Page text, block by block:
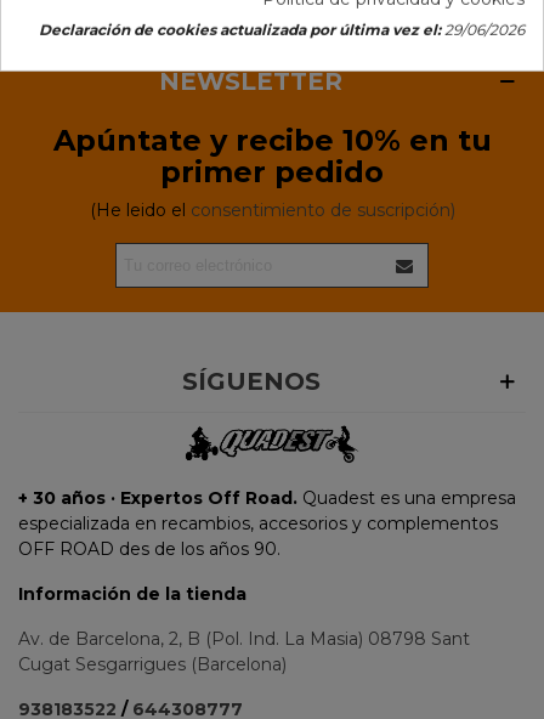
NEWSLETTER
Apúntate y recibe 10% en tu
primer pedido
(He leido el consentimiento de suscripción)
SÍGUENOS
+ 30 años · Expertos Off Road. Quadest es una empresa
especializada en recambios, accesorios y complementos
OFF ROAD des de los años 90.
Información de la tienda
Av. de Barcelona, 2, B (Pol. Ind. La Masia) 08798 Sant
Cugat Sesgarrigues (Barcelona)
938183522 / 644308777
Declaración de cookies actualizada por última vez el:29/06/2026